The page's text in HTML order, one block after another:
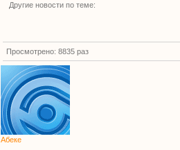
Другие новости по теме:
Просмотрено: 8835 раз
Абеке